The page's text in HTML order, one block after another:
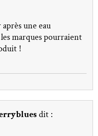
une eau
marques pourraient
!
dit :